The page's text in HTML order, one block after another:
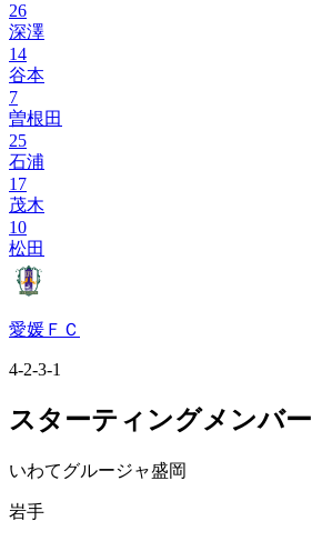
26
深澤
14
谷本
7
曽根田
25
石浦
17
茂木
10
松田
愛媛ＦＣ
4-2-3-1
スターティングメンバー
いわてグルージャ盛岡
岩手